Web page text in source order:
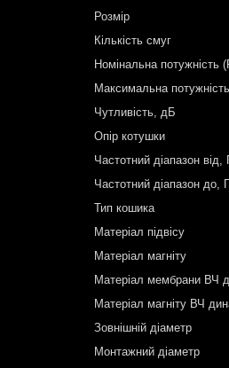
Розмір
Кількість смуг
Номінальна потужність
Максимальна
Чутливість, дБ
Опір котушки
Частотний діапазон від,
Частотний діапазон до,
Тип кошика
Матеріал підвісу
Матеріал магніту
Матеріал мембрани ВЧ
Матеріал магніту ВЧ
Зовнішній діаметр
Монтажний діаметр